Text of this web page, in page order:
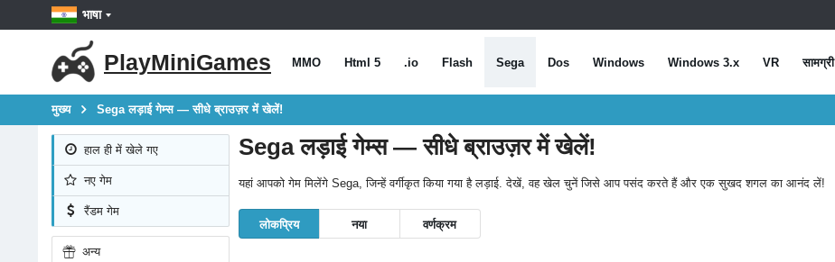
भाषा
PlayMiniGames MMO Html 5 .io Flash Sega Dos Windows Windows 3.x VR सामग्री
मुख्य Sega लड़ाई गेम्स — सीधे ब्राउज़र में खेलें!
हाल ही में खेले गए
नए गेम
रैंडम गेम
अन्य
Sega लड़ाई गेम्स — सीधे ब्राउज़र में खेलें!
यहां आपको गेम मिलेंगे Sega, जिन्हें वर्गीकृत किया गया है लड़ाई. देखें, वह खेल चुनें जिसे आप पसंद करते हैं और एक सुखद शगल का आनंद लें!
लोकप्रिय नया वर्णक्रम